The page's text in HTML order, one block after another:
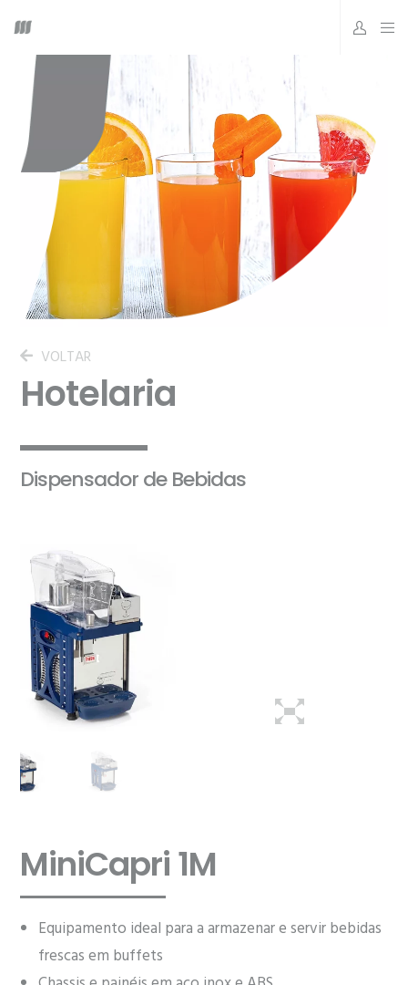
VOLTAR
Hotelaria
Dispensador de Bebidas
MiniCapri 1M
Equipamento ideal para a armazenar e servir bebidas
frescas em buffets